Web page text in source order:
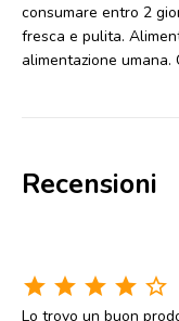
consumare entro 2
fresca e pulita.
alimentazione
Recensioni
star star star star star_border
Lo trovo un buon